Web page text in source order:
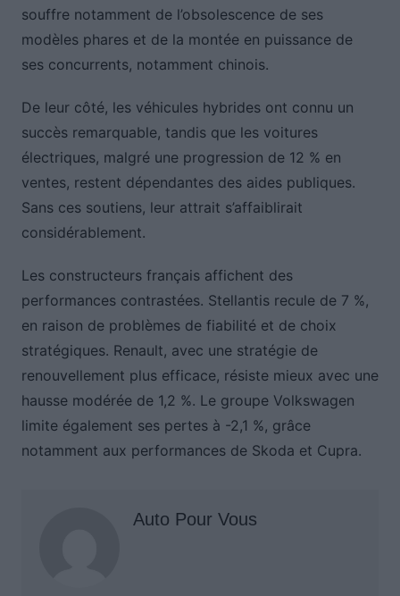
souffre notamment de l’obsolescence de ses
modèles phares et de la montée en puissance de
ses concurrents, notamment chinois.
De leur côté, les véhicules hybrides ont connu un
succès remarquable, tandis que les voitures
électriques, malgré une progression de 12 % en
ventes, restent dépendantes des aides publiques.
Sans ces soutiens, leur attrait s’affaiblirait
considérablement.
Les constructeurs français affichent des
performances contrastées. Stellantis recule de 7 %,
en raison de problèmes de fiabilité et de choix
stratégiques. Renault, avec une stratégie de
renouvellement plus efficace, résiste mieux avec une
hausse modérée de 1,2 %. Le groupe Volkswagen
limite également ses pertes à -2,1 %, grâce
notamment aux performances de Skoda et Cupra.
Auto Pour Vous